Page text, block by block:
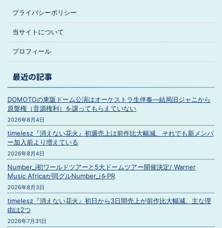
プライバシーポリシー
当サイトについて
プロフィール
最近の記事
DOMOTOの東阪ドーム公演はオーケストラ生伴奏―結局旧ジャニから
原盤権（音源権利）を譲ってもらえていない
2026年8月4日
timelesz『消えない花火』初週売上は前作比大幅減、それでも新メンバ
ー加入前より増えている
2026年8月4日
Number_i初ワールドツアーと5大ドームツアー開催決定/ Warner
Music Africaが同グルNumber_iをPR
2026年8月3日
timelesz『消えない花火』初日から3日間売上が前作比大幅減、主な理
由は2つ
2026年7月31日